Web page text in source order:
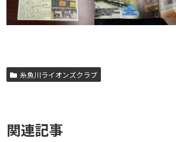
糸魚川ライオンズクラブ
関連記事